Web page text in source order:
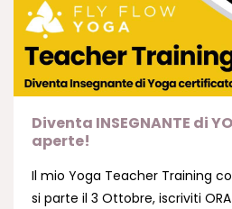
Diventa INSEGNANTE di
aperte!
Il mio Yoga Teacher Training
si parte il 3 Ottobre, iscriviti